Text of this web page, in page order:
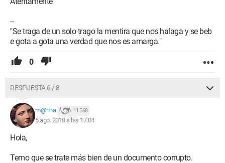
--
"Se traga de un solo trago la mentira que nos halaga y se beb
e gota a gota una verdad que nos es amarga."
0
RESPUESTA 6 / 8
m@rina 11 568
5 ago. 2018 a las 17:04
Hola,
Temo que se trate más bien de un documento corrupto.